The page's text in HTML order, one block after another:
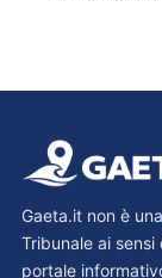
Gaeta.it non è
Tribunale ai
portale